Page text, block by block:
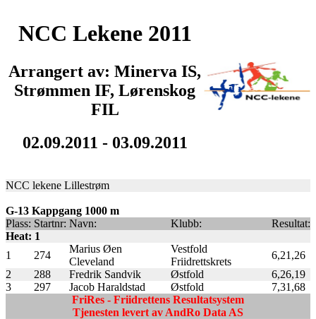
NCC Lekene 2011
Arrangert av: Minerva IS,
Strømmen IF, Lørenskog
FIL
02.09.2011 - 03.09.2011
NCC lekene Lillestrøm
G-13 Kappgang 1000 m
Plass: Startnr: Navn: Klubb:
Resultat:
Heat: 1
1
274
Marius Øen
Cleveland
Vestfold
Friidrettskrets
6,21,26
2
288 Fredrik Sandvik Østfold
6,26,19
3
297 Jacob Haraldstad Østfold
7,31,68
FriRes - Friidrettens Resultatsystem
Tjenesten levert av AndRo Data AS